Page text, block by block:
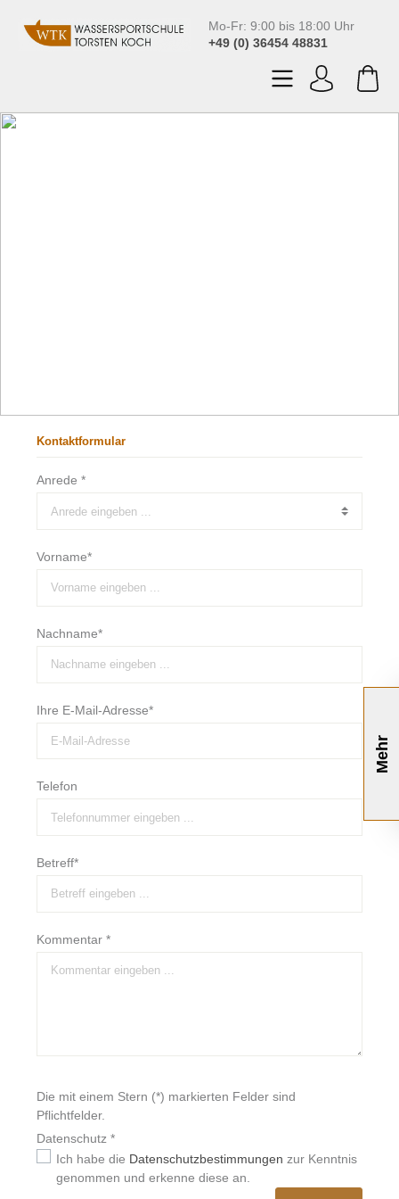
Mo-Fr: 9:00 bis 18:00 Uhr
+49 (0) 36454 48831
Kontaktformular
Anrede *
Vorname*
Nachname*
Ihre E-Mail-Adresse*
Telefon
Betreff*
Kommentar *
Die mit einem Stern (*) markierten Felder sind
Pflichtfelder.
Datenschutz *
Ich habe die Datenschutzbestimmungen zur Kenntnis
genommen und erkenne diese an.
Mehr